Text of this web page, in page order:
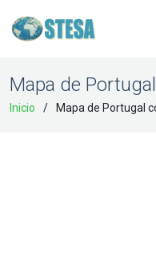
Mapa de
Inicio Mapa de Portugal